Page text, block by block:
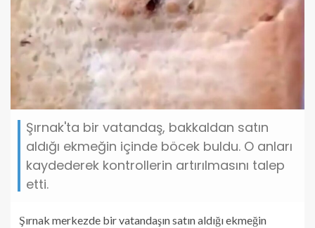
Şırnak'ta bir vatandaş, bakkaldan satın
aldığı ekmeğin içinde böcek buldu. O anları
kaydederek kontrollerin artırılmasını talep
etti.
Şırnak merkezde bir vatandaşın satın aldığı ekmeğin